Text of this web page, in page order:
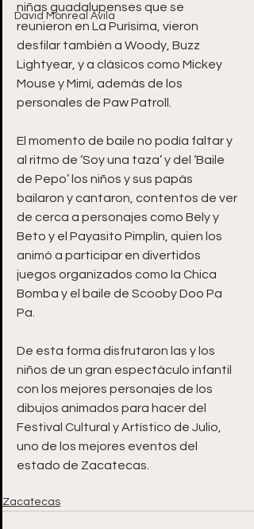
David Monreal Ávila
niñas guadalupenses que se
reunieron en La Purísima, vieron
desfilar también a Woody, Buzz
Lightyear, y a clásicos como Mickey
Mouse y Mimí, además de los
personales de Paw Patroll.
El momento de baile no podía faltar y
al ritmo de ‘Soy una taza’ y del ‘Baile
de Pepo’ los niños y sus papás
bailaron y cantaron, contentos de ver
de cerca a personajes como Bely y
Beto y el Payasito Pimplín, quien los
animó a participar en divertidos
juegos organizados como la Chica
Bomba y el baile de Scooby Doo Pa
Pa.
De esta forma disfrutaron las y los
niños de un gran espectáculo infantil
con los mejores personajes de los
dibujos animados para hacer del
Festival Cultural y Artístico de Julio,
uno de los mejores eventos del
estado de Zacatecas.
Zacatecas